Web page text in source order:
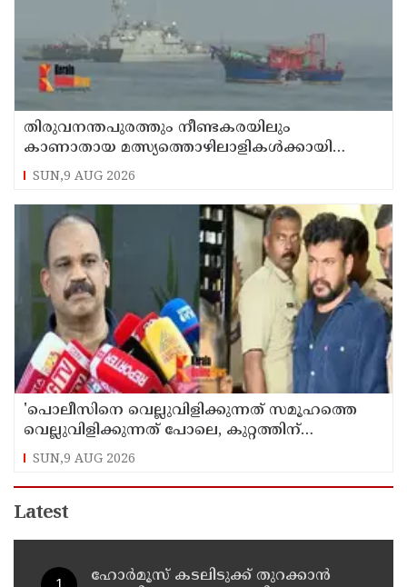
തിരുവനന്തപുരത്തും നീണ്ടകരയിലും
കാണാതായ മത്സ്യത്തൊഴിലാളികള്‍ക്കായി
തിരച്ചില്‍ പത്താം ദിവസത്തിലേക്ക്
SUN,9 AUG 2026
'പൊലീസിനെ വെല്ലുവിളിക്കുന്നത് സമൂഹത്തെ
വെല്ലുവിളിക്കുന്നത് പോലെ, കുറ്റത്തിന്
അനുസരിച്ച് ശിക്ഷ നല്‍കും':എഡിജിപി
SUN,9 AUG 2026
Latest
ഹോര്‍മൂസ് കടലിടുക്ക് തുറക്കാന്‍